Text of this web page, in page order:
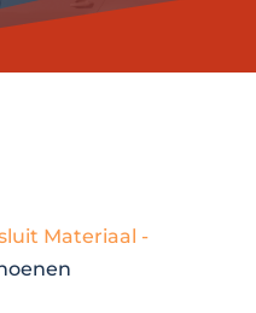
Materiaal -